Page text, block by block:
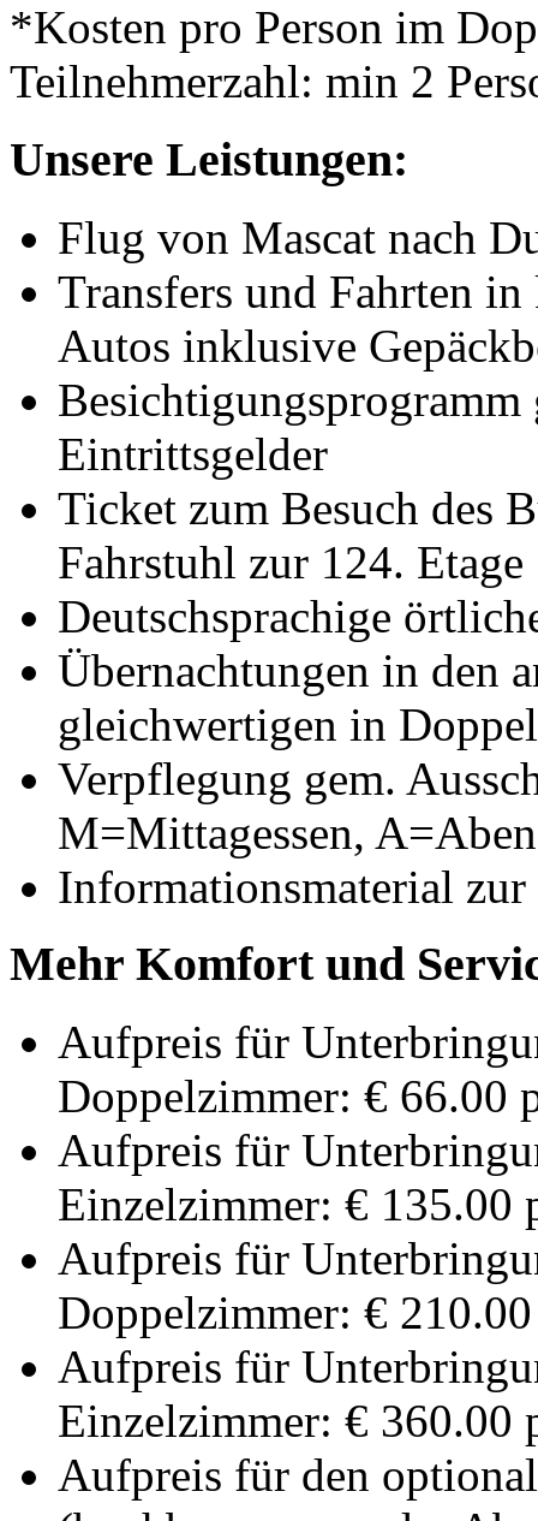
*Kosten pro Person im
Teilnehmerzahl: min 2
Unsere Leistungen:
Flug von Mascat nach
Transfers und Fahrten
Autos inklusive
Eintrittsgelder
Ticket zum Besuch des
Fahrstuhl zur 124. Etage
Deutschsprachige
Übernachtungen in den
gleichwertigen in
Verpflegung gem.
M=Mittagessen,
Informationsmaterial zur
Mehr Komfort und
Aufpreis für
Doppelzimmer: € 66.00
Aufpreis für
Einzelzimmer: € 135.00
Aufpreis für
Doppelzimmer: € 210.00
Aufpreis für
Einzelzimmer: € 360.00
Aufpreis für den